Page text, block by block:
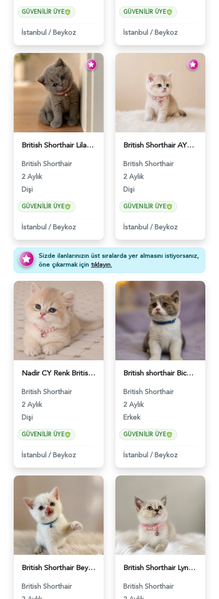
GÜVENILIR ÜYE
İstanbul / Beykoz
GÜVENILIR ÜYE
İstanbul / Beykoz
British Shorthair Lilac Dişi Tatlı Kızımız - 5236
British Shorthair
2 Aylık
Dişi
GÜVENILIR ÜYE
İstanbul / Beykoz
British Shorthair AY12 Güzel Kızımız - 6349
British Shorthair
2 Aylık
Dişi
GÜVENILIR ÜYE
İstanbul / Beykoz
Sizde ilanlarınızın üst sıralarda yer almasını istiyorsanız,
öne çıkarmak için tıklayın.
Nadir CY Renk British Shorthair Prensesimiz - 6483
British Shorthair
2 Aylık
Dişi
GÜVENILIR ÜYE
İstanbul / Beykoz
British shorthair Bicolor Lilac Erkek - 5905
British Shorthair
2 Aylık
Erkek
GÜVENILIR ÜYE
İstanbul / Beykoz
British Shorthair Beyaz Pamuksu Yavrumuz - 6419
British Shorthair
British Shorthair Lynx Point Dişi Yavrumuz Yuva Arıyor - 5148
British Shorthair